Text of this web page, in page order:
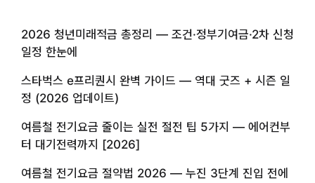
2026 청년미래적금 총정리 — 조건·정부기여금·2차 신청
일정 한눈에
스타벅스 e프리퀀시 완벽 가이드 — 역대 굿즈 + 시즌 일
정 (2026 업데이트)
여름철 전기요금 줄이는 실전 절전 팁 5가지 — 에어컨부
터 대기전력까지 [2026]
여름철 전기요금 절약법 2026 — 누진 3단계 진입 전에